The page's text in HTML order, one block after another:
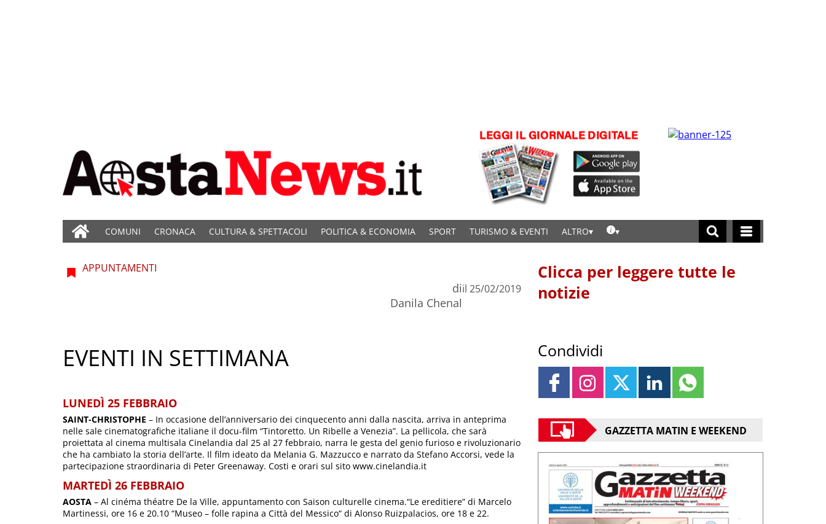
COMUNI CRONACA CULTURA & SPETTACOLI POLITICA & ECONOMIA SPORT TURISMO & EVENTI ALTRO
APPUNTAMENTI
di
Danila Chenal
il 25/02/2019
EVENTI IN SETTIMANA
LUNEDÌ 25 FEBBRAIO
SAINT-CHRISTOPHE – In occasione dell’anniversario dei cinquecento anni dalla nascita, arriva in anteprima
nelle sale cinematografiche italiane il docu-film “Tintoretto. Un Ribelle a Venezia”. La pellicola, che sarà
proiettata al cinema multisala Cinelandia dal 25 al 27 febbraio, narra le gesta del genio furioso e rivoluzionario
che ha cambiato la storia dell’arte. Il film ideato da Melania G. Mazzucco e narrato da Stefano Accorsi, vede la
partecipazione straordinaria di Peter Greenaway. Costi e orari sul sito www.cinelandia.it
MARTEDÌ 26 FEBBRAIO
AOSTA – Al cinéma théatre De la Ville, appuntamento con Saison culturelle cinema.“Le ereditiere” di Marcelo
Martinessi, ore 16 e 20.10 “Museo – folle rapina a Città del Messico“ di Alonso Ruizpalacios, ore 18 e 22.
Clicca per leggere tutte le
notizie
Condividi
GAZZETTA MATIN E WEEKEND